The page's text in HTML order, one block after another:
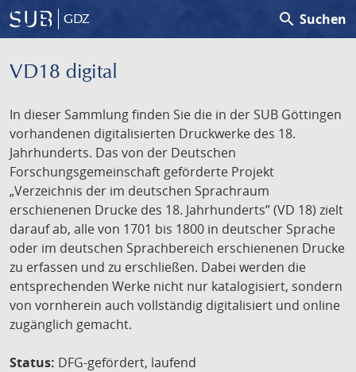
GDZ search Suchen
VD18 digital
In dieser Sammlung finden Sie die in der SUB Göttingen
vorhandenen digitalisierten Druckwerke des 18.
Jahrhunderts. Das von der Deutschen
Forschungsgemeinschaft geförderte Projekt
„Verzeichnis der im deutschen Sprachraum
erschienenen Drucke des 18. Jahrhunderts” (VD 18) zielt
darauf ab, alle von 1701 bis 1800 in deutscher Sprache
oder im deutschen Sprachbereich erschienenen Drucke
zu erfassen und zu erschließen. Dabei werden die
entsprechenden Werke nicht nur katalogisiert, sondern
von vornherein auch vollständig digitalisiert und online
zugänglich gemacht.
Status: DFG-gefördert, laufend